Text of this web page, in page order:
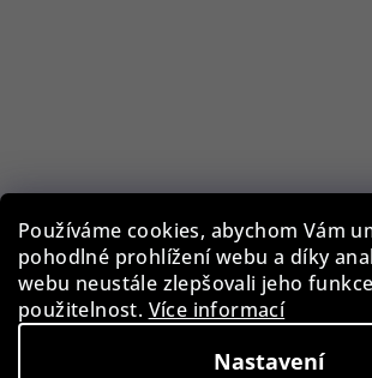
Používáme cookies, abychom Vám
pohodlné prohlížení webu a díky
webu neustále zlepšovali jeho
použitelnost. Více informací
Nastavení
Pouzdro na 3 ks hodinek
1 490 Kč